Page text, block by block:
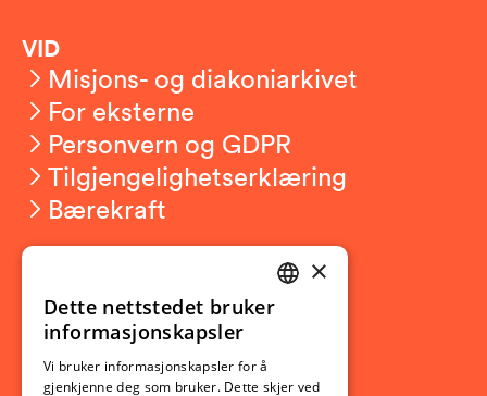
VID
Misjons- og diakoniarkivet
For eksterne
Personvern og GDPR
Tilgjengelighetserklæring
Bærekraft
Ny student
Utveksling
Opptak
NORWEGIAN
×
Dette nettstedet bruker
informasjonskapsler
Vi bruker informasjonskapsler for å
gjenkjenne deg som bruker. Dette skjer ved